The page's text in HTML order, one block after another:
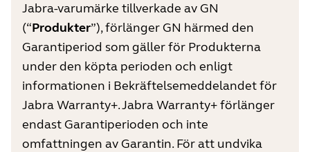
Jabra-varumärke tillverkade av GN
(“Produkter”), förlänger GN härmed den
Garantiperiod som gäller för Produkterna
under den köpta perioden och enligt
informationen i Bekräftelsemeddelandet för
Jabra Warranty+. Jabra Warranty+ förlänger
endast Garantiperioden och inte
omfattningen av Garantin. För att undvika